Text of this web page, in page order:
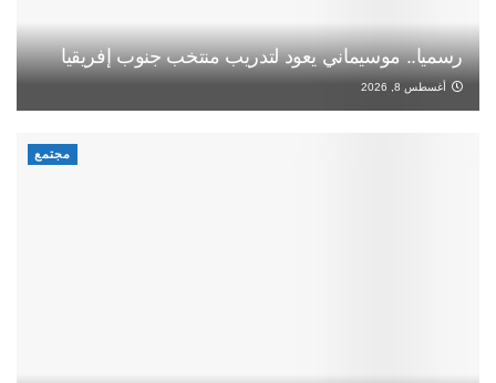
رسميا.. موسيماني يعود لتدريب منتخب جنوب إفريقيا
أغسطس 8, 2026
مجتمع